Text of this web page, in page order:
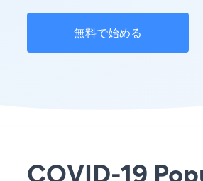
無料で始める
COVID-19